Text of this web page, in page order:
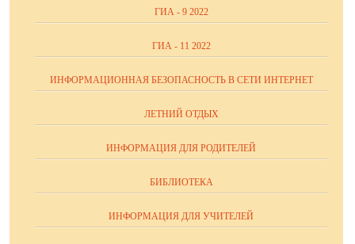
ГИА - 9 2022
ГИА - 11 2022
ИНФОРМАЦИОННАЯ БЕЗОПАСНОСТЬ В СЕТИ ИНТЕРНЕТ
ЛЕТНИЙ ОТДЫХ
ИНФОРМАЦИЯ ДЛЯ РОДИТЕЛЕЙ
БИБЛИОТЕКА
ИНФОРМАЦИЯ ДЛЯ УЧИТЕЛЕЙ